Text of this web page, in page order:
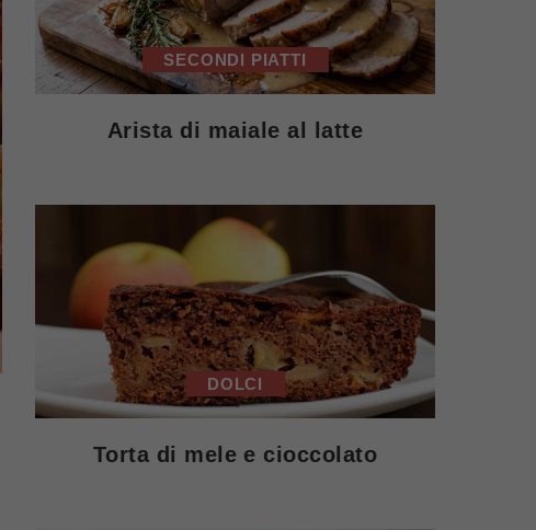
SECONDI PIATTI
Arista di maiale al latte
DOLCI
Torta di mele e cioccolato